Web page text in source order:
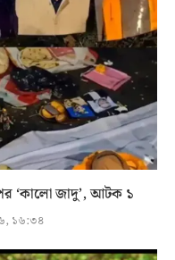
‘কালো জাদু’, আটক ১
১৬:৩৪